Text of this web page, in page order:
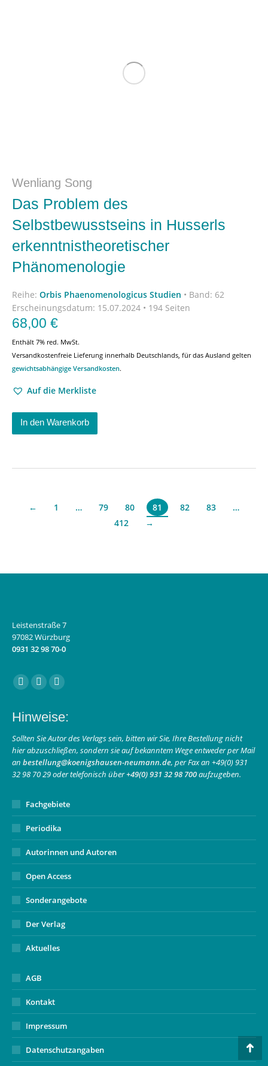
Wenliang Song
Das Problem des
Selbstbewusstseins in Husserls
erkenntnistheoretischer
Phänomenologie
Reihe: Orbis Phaenomenologicus Studien • Band: 62
Erscheinungsdatum: 15.07.2024 • 194 Seiten
68,00 €
Enthält 7% red. MwSt.
Versandkostenfreie Lieferung innerhalb Deutschlands, für das Ausland gelten
gewichtsabhängige Versandkosten.
Auf die Merkliste
In den Warenkorb
← 1 … 79 80 81 82 83
…
412
→
Leistenstraße 7
97082 Würzburg
0931 32 98 70-0
Finden Sie uns auf:
Facebook
opens
in
new
window
Instagram
opens
in
new
window
E-
page
opens
in
new
window
Hinweise:
Sollten Sie Autor des Verlags sein, bitten wir Sie, Ihre Bestellung nicht
hier abzuschließen, sondern sie auf bekanntem Wege entweder per Mail
an bestellung@koenigshausen-neumann.de, per Fax an +49(0) 931
32 98 70 29 oder telefonisch über+49(0) 931 32 98 700aufzugeben.
Fachgebiete
Periodika
Autorinnen und Autoren
Open Access
Sonderangebote
Der Verlag
Aktuelles
AGB
Kontakt
Impressum
Datenschutzangaben
Go